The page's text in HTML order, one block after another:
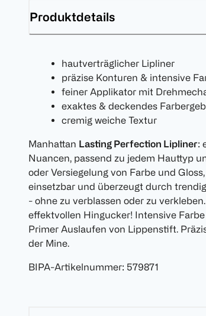
Produktdetails
hautverträglicher Lipliner
präzise Konturen & intensive
feiner Applikator mit
exaktes & deckendes
cremig weiche Textur
Manhattan Lasting Perfection Lipliner:
Nuancen, passend zu jedem Hauttyp
oder Versiegelung von Farbe und
einsetzbar und überzeugt durch
- ohne zu verblassen oder zu
effektvollen Hingucker! Intensive
Primer Auslaufen von Lippenstift.
der Mine.
BIPA-Artikelnummer: 579871